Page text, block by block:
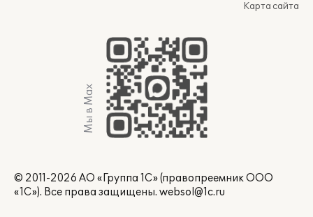
Карта сайта
Мы в Max
© 2011-2026 АО «Группа 1С» (правопреемник ООО
«1С»). Все права защищены. websol@1c.ru